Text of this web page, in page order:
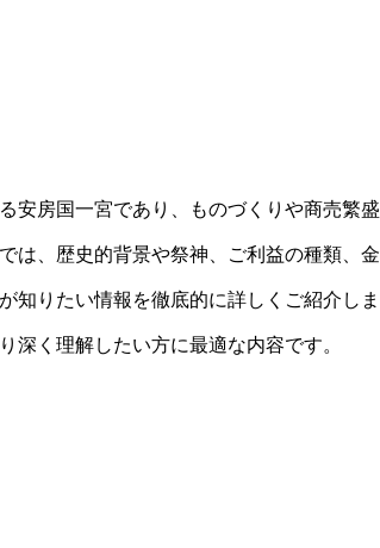
安房国一宮であり、ものづくりや商売繁盛
は、歴史的背景や祭神、ご利益の種類、金
知りたい情報を徹底的に詳しくご紹介しま
深く理解したい方に最適な内容です。